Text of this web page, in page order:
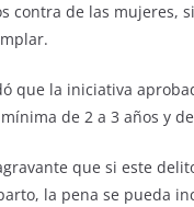
contra de las mujeres,
que la iniciativa
de 2 a 3 años y
que si este
la pena se pueda